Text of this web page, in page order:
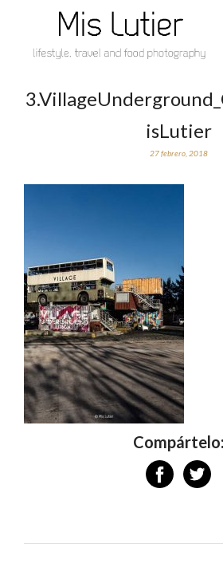
isLutier
27 febrero, 2018
Compártelo: